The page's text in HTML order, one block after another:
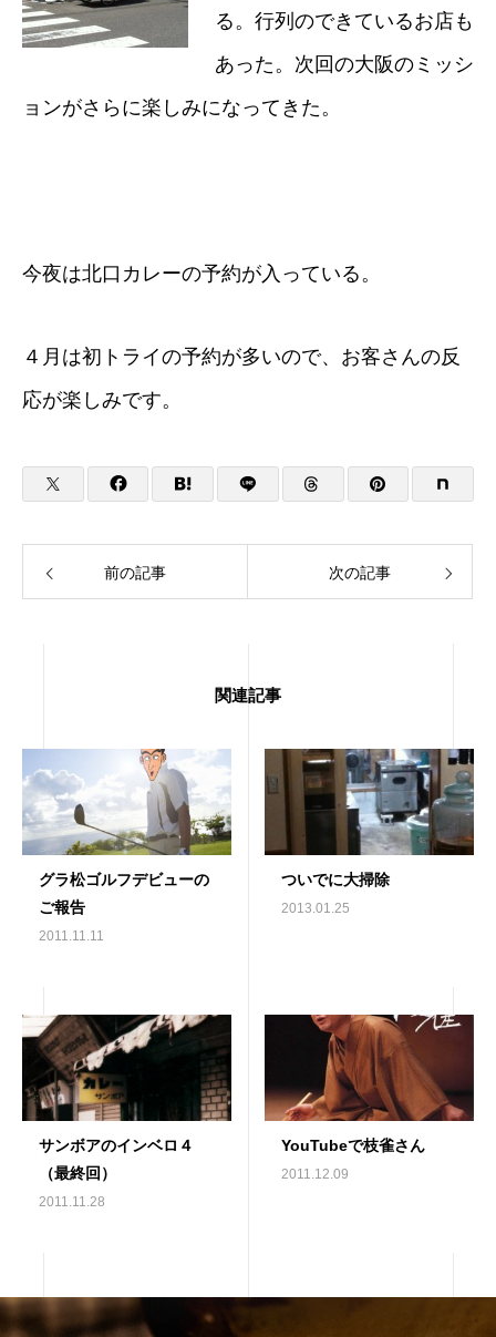
る。行列のできているお店も
あった。次回の大阪のミッシ
ョンがさらに楽しみになってきた。
今夜は北口カレーの予約が入っている。
４月は初トライの予約が多いので、お客さんの反
応が楽しみです。
前の記事 次の記事
関連記事
グラ松ゴルフデビューの
ご報告
2011.11.11
ついでに大掃除
2013.01.25
サンボアのインベロ４
（最終回）
2011.11.28
YouTubeで枝雀さん
2011.12.09